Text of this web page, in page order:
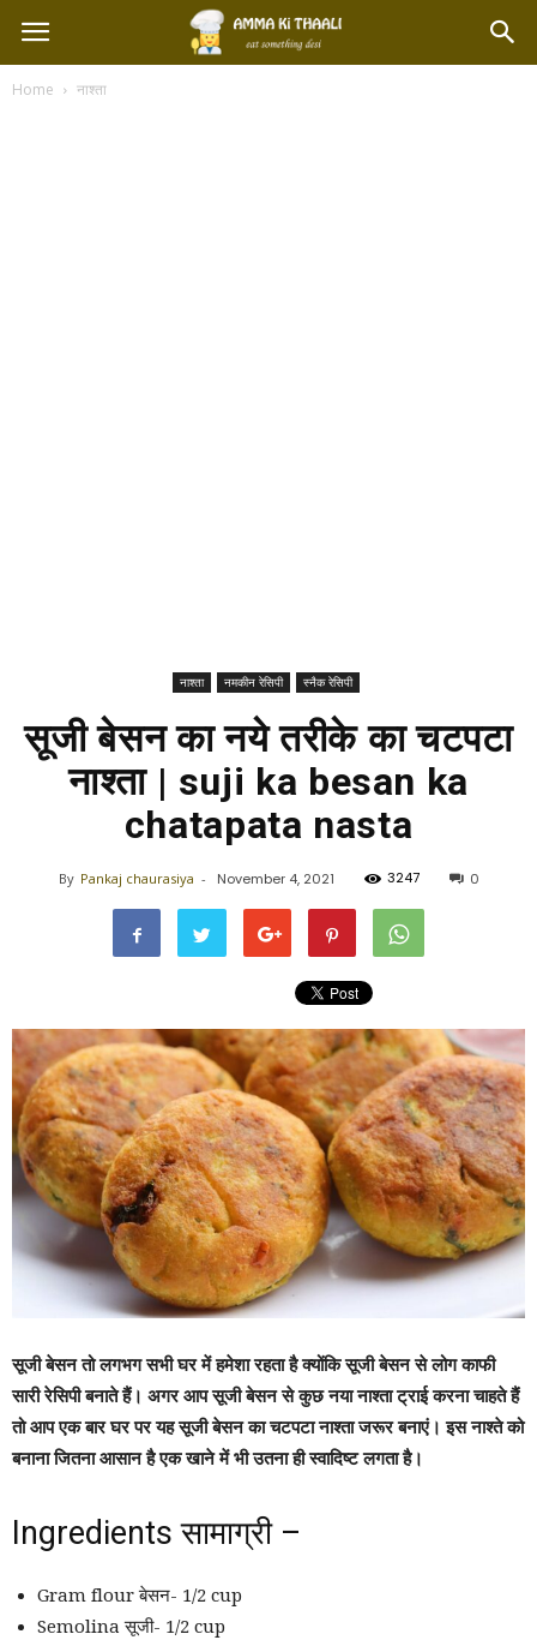
Home नाश्ता
नाश्ता नमकीन रेसिपी स्नैक रेसिपी
सूजी बेसन का नये तरीके का चटपटा
नाश्ता | suji ka besan ka
chatapata nasta
By Pankaj chaurasiya - November 4, 2021 3247 0
सूजी बेसन तो लगभग सभी घर में हमेशा रहता है क्योंकि सूजी बेसन से लोग काफी
सारी रेसिपी बनाते हैं। अगर आप सूजी बेसन से कुछ नया नाश्ता ट्राई करना चाहते हैं
तो आप एक बार घर पर यह सूजी बेसन का चटपटा नाश्ता जरूर बनाएं। इस नाश्ते को
बनाना जितना आसान है एक खाने में भी उतना ही स्वादिष्ट लगता है।
Ingredients सामाग्री –
Gram flour बेसन- 1/2 cup
Semolina सूजी- 1/2 cup